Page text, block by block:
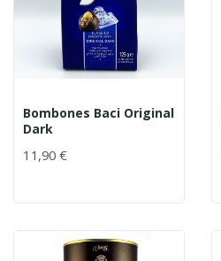
Bombones Baci Original
Dark
11,90 €